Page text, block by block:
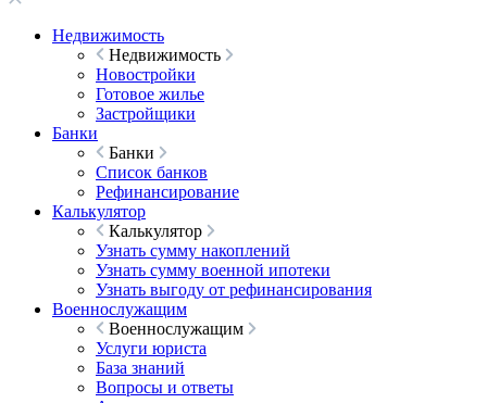
Недвижимость
Недвижимость
Новостройки
Готовое жилье
Застройщики
Банки
Банки
Список банков
Рефинансирование
Калькулятор
Калькулятор
Узнать сумму накоплений
Узнать сумму военной ипотеки
Узнать выгоду от рефинансирования
Военнослужащим
Военнослужащим
Услуги юриста
База знаний
Вопросы и ответы